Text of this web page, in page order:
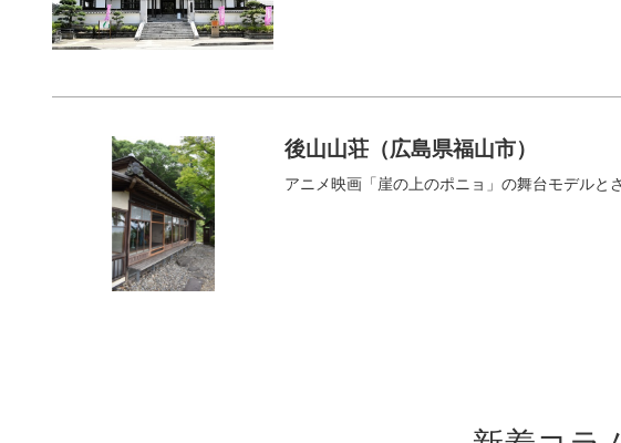
後山山荘（広島県福山市）
アニメ映画「崖の上のポニョ」の舞台モデル